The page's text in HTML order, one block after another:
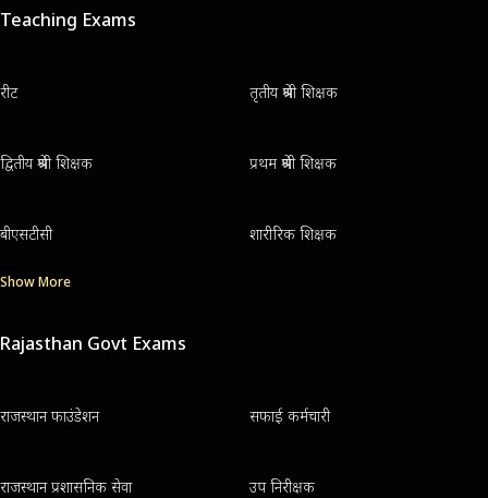
Teaching Exams
रीट तृतीय श्रेणी शिक्षक
द्वितीय श्रेणी शिक्षक प्रथम श्रेणी शिक्षक
बीएसटीसी शारीरिक शिक्षक
Show More
Rajasthan Govt Exams
राजस्थान फाउंडेशन सफाई कर्मचारी
राजस्थान प्रशासनिक सेवा उप निरीक्षक